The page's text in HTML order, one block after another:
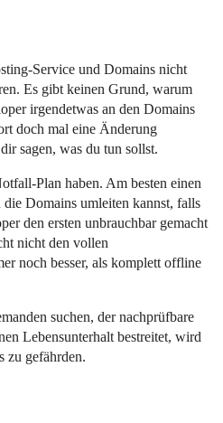
Service und Domains nicht
Es gibt keinen Grund, warum
irgendetwas an den Domains
doch mal eine Änderung
sagen, was du tun sollst.
Plan haben. Am besten einen
Domains umleiten kannst, falls
den ersten unbrauchbar gemacht
nicht den vollen
noch besser, als komplett offline
suchen, der nachprüfbare
Lebensunterhalt bestreitet, wird
zu gefährden.